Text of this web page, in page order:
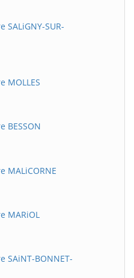
SUR-
MOLLES
BESSON
MALiCORNE
MARiOL
SAiNT-BONNET-